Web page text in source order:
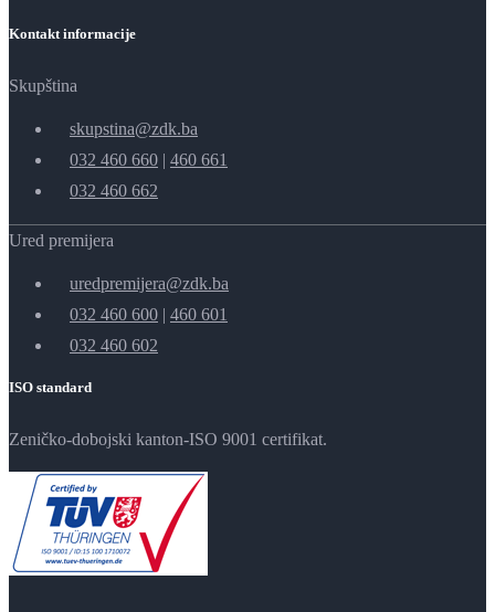
Kontakt informacije
Skupština
skupstina@zdk.ba
032 460 660 | 460 661
032 460 662
Ured premijera
uredpremijera@zdk.ba
032 460 600 | 460 601
032 460 602
ISO standard
Zeničko-dobojski kanton-ISO 9001 certifikat.